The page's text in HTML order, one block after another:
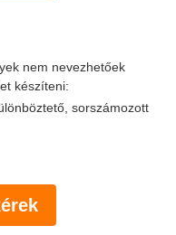
nem nevezhetőek
készíteni:
sorszámozott